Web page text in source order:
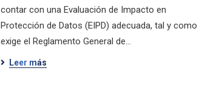
contar con una Evaluación de Impacto en
Protección de Datos (EIPD) adecuada, tal y como
exige el Reglamento General de…
Leer más